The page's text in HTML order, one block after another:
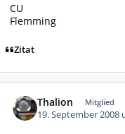
CU
Flemming
Zitat
Thalion Mitglied
19. September 2008